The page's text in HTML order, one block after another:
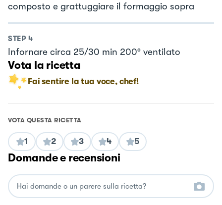
composto e grattuggiare il formaggio sopra
STEP 4
Infornare circa 25/30 min 200° ventilato
Vota la ricetta
Fai sentire la tua voce, chef!
VOTA QUESTA RICETTA
1 2 3 4 5
Domande e recensioni